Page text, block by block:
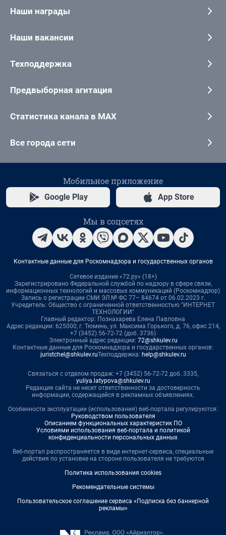
Наши награды
Наши вакансии
Техподдержка
Предвыборная агитация
Статистика канала в MAX
Все города сети
Мобильное приложение
Google Play App Store
Мы в соцсетях
Контактные данные для Роскомнадзора и государственных органов
Сетевое издание «72.ру» (18+)
Зарегистрировано Федеральной службой по надзору в сфере связи,
информационных технологий и массовых коммуникаций (Роскомнадзор)
Запись о регистрации СМИ ЭЛ № ФС 77– 84674 от 06.02.2023 г.
Учредитель: Общество с ограниченной ответственностью "ИНТЕРНЕТ
ТЕХНОЛОГИИ"
Главный редактор: Познахарева Елена Павловна
Адрес редакции: 625000, г. Тюмень, ул. Максима Горького, д. 76, офис 214,
+7 (3452) 56-72-72 (доб. 3736)
Электронный адрес редакции: 72@shkulev.ru
Контактные данные для Роскомнадзора и государственных органов:
juristchel@shkulev.ruТехподдержка: help@shkulev.ru
Связаться с отделом продаж: +7 (3452) 56-72-72 доб. 3335,
yuliya.latypova@shkulev.ru
Редакция сайта не несет ответственности за достоверность
информации, содержащейся в рекламных объявлениях.
Особенности эксплуатации (использования) веб-портала регулируются:
Руководством пользователя
Описанием функциональных характеристик ПО
Условиями использования веб-портала и политикой
конфиденциальности персональных данных
Веб-портал распространяется в виде интернет-сервиса, специальные
действия по установке на стороне пользователя не требуются
Политика использования cookies
Рекомендательные системы
Пользовательское соглашение сервиса «Подписка без баннерной
рекламы»